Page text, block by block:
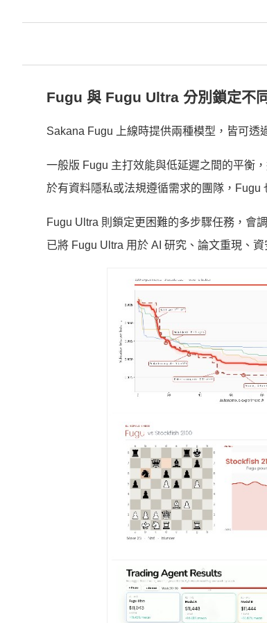
Fugu 與 Fugu Ultra 分別鎖定不
Sakana Fugu 上線時提供兩種模型，皆可透
一般版 Fugu 主打效能與低延遲之間的平衡
於有資料隱私或法規遵循需求的團隊，Fugu
Fugu Ultra 則鎖定更困難的多步驟任務，會
已將 Fugu Ultra 用於 AI 研究、論文重現、